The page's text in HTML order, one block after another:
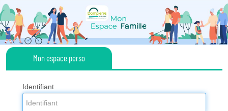
Liste
Mon espace perso
Identifiant
Panneau de gestion des cookies